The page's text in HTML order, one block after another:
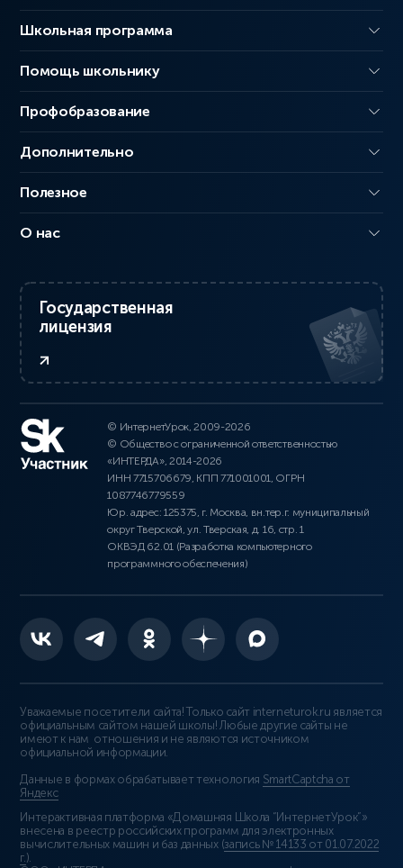
Школьная программа
Помощь школьнику
Профобразование
Дополнительно
Полезное
О нас
Государственная
лицензия
© ИнтернетУрок, 2009-2026
© Общество с ограниченной ответственностью
«ИНТЕРДА», 2014-2026
ИНН 7715706679, КПП 771001001, ОГРН
1087746779559
Юр. адрес: 125375, г. Москва, вн.тер.г. муниципальный
округ Тверской, ул. Тверская, д. 16, стр. 1
ОКВЭД 62.01 (Разработка компьютерного
программного обеспечения)
Уважаемые посетители сайта! Только сайт interneturok.ru является
официальным сайтом нашей школы! Любые другие сайты не
имеют к нам отношения и не являются источником
официальной информации.
Данные в формах обрабатывает технология SmartCaptcha от
Яндекс
Интерактивная платформа «Домашняя Школа “ИнтернетУрок”»
внесена в реестр российских программ для электронных
вычислительных машин и баз данных (запись № 14133 от 01.07.2022
г.).